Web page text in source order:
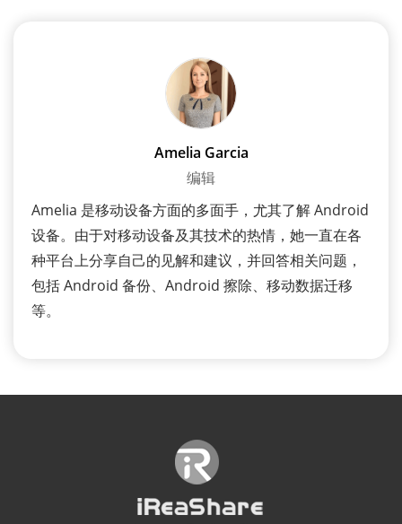
Amelia Garcia
编辑
Amelia 是移动设备方面的多面手，尤其了解 Android
设备。由于对移动设备及其技术的热情，她一直在各
种平台上分享自己的见解和建议，并回答相关问题，
包括 Android 备份、Android 擦除、移动数据迁移
等。